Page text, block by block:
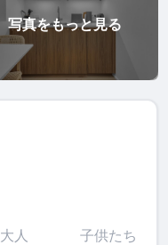
写真をもっと見る
大人 子供たち